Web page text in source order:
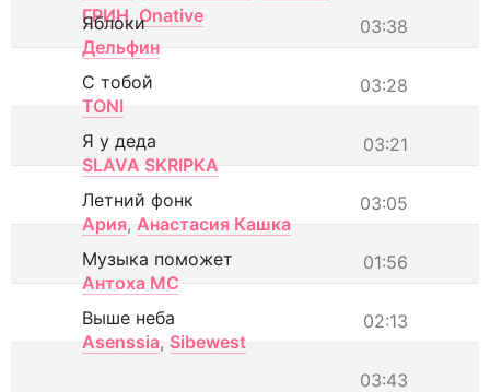
ГРИН, Onative 03:38
Яблоки
Дельфин
03:28
С тобой
TONI
03:21
Я у деда
SLAVA SKRIPKA
03:05
Летний фонк
Ария, Анастасия Кашка
01:56
Музыка поможет
Антоха МС
02:13
Выше неба
Asenssia, Sibewest
03:43